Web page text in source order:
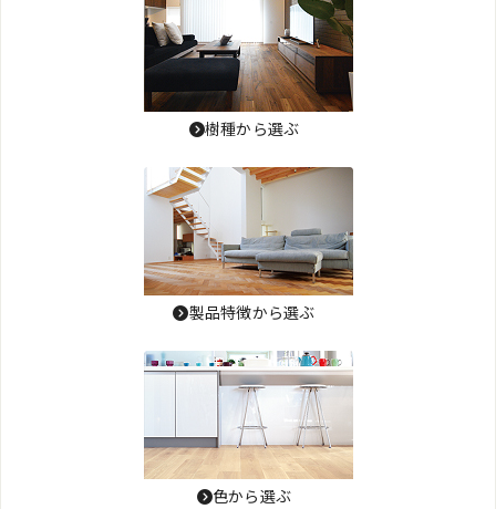
樹種から選ぶ
製品特徴から選ぶ
色から選ぶ